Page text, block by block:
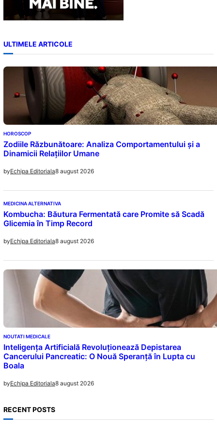
ULTIMELE ARTICOLE
HOROSCOP
Zodiile Răzbunătoare: Analiza Comportamentului și a
Dinamicii Relațiilor Umane
byEchipa Editoriala8 august 2026
MEDICINA ALTERNATIVA
Kombucha: Băutura Fermentată care Promite să Scadă
Glicemia în Timp Record
byEchipa Editoriala8 august 2026
NOUTATI MEDICALE
Inteligența Artificială Revoluționează Depistarea
Cancerului Pancreatic: O Nouă Speranță în Lupta cu
Boala
byEchipa Editoriala8 august 2026
RECENT POSTS